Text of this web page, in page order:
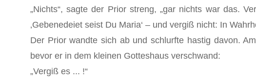
„Nichts“, sagte der Prior streng, „gar nichts war das.
‚Gebenedeiet seist Du Maria‘ – und vergiß nicht: In
Der Prior wandte sich ab und schlurfte hastig davon.
bevor er in dem kleinen Gotteshaus verschwand:
„Vergiß es ... !“